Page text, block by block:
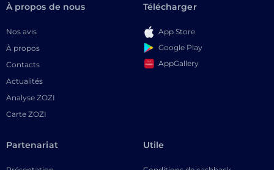
À propos de nous
Nos avis
À propos
Contacts
Actualités
Analyse ZOZI
Carte ZOZI
Télécharger
App Store
Google Play
AppGallery
Partenariat Utile